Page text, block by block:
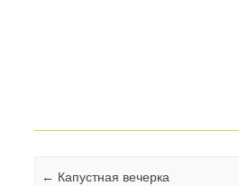
Навигация по записям
← Капустная вечерка